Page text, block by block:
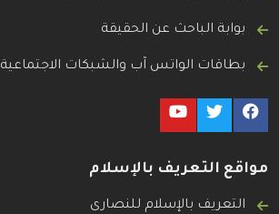
بوابة الباحث عن الحقيقة
بطاقات الواتس آب والشبكات الاجتماعية
مواقع التعريف بالإسلام
التعريف بالإسلام للنصارى